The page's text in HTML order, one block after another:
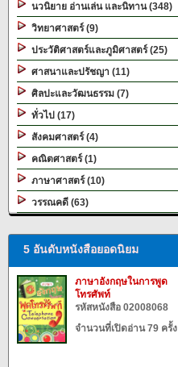
นวนิยาย อ่านเล่น และนิทาน (348)
วิทยาศาสตร์ (9)
ประวัติศาสตร์และภูมิศาสตร์ (25)
ศาสนาและปรัชญา (11)
ศิลปะและวัฒนธรรม (7)
ทั่วไป (17)
สังคมศาสตร์ (4)
คณิตศาสตร์ (1)
ภาษาศาสตร์ (10)
วรรณคดี (63)
5 อันดับหนังสือยอดนิยม
ภาษาอังกฤษในการพูด
โทรศัพท์
รหัสหนังสือ 02008068
จำนวนที่เปิดอ่าน 79 ครั้ง